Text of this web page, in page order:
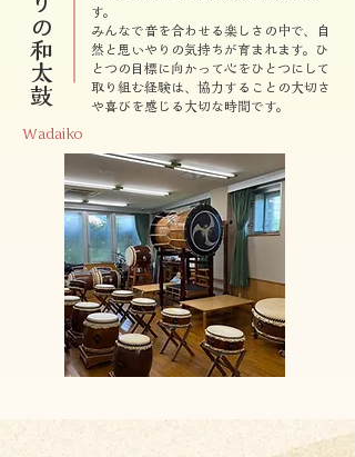
Wadaiko
す。
みんなで音を合わせる楽しさの中で、自
然と思いやりの気持ちが育まれます。ひ
とつの目標に向かって心をひとつにして
取り組む経験は、協力することの大切さ
や喜びを感じる大切な時間です。